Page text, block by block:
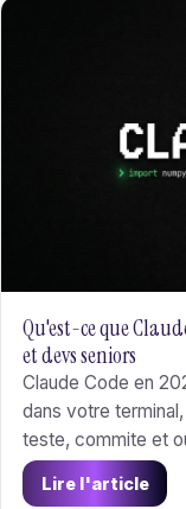
Qu'est-ce que
et devs seniors
Claude Code en
dans votre
teste, commite et
Opus 4.7, à partir
CLAUDE.md, Plan
Lire l'article